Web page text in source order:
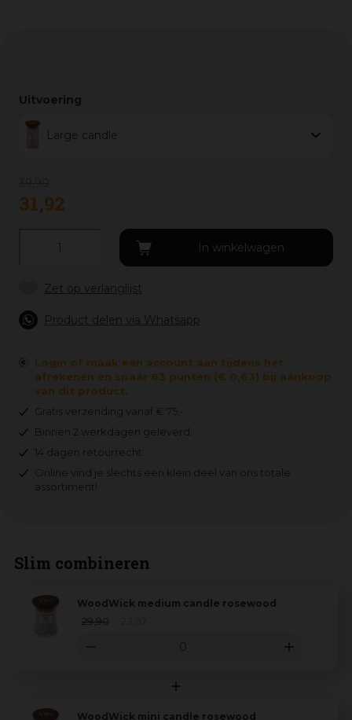
Uitvoering
Large candle
31,92
Product delen via Whatsapp
Login of maak een account aan tijdens het
afrekenen en spaar 63 punten (€ 0,63) bij aankoop
van dit product.
Gratis verzending vanaf € 75,-
Binnen 2 werkdagen geleverd.
14 dagen retourrecht.
Online vind je slechts een klein deel van ons totale
assortiment!
Slim combineren
WoodWick medium candle rosewood
29,90 23 92
WoodWick mini candle rosewood